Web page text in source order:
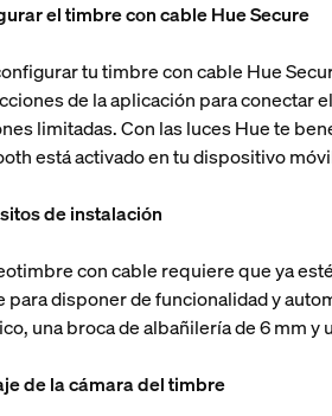
el timbre con cable Hue Secure
tu timbre con cable Hue
de la aplicación para conectar
limitadas. Con las luces Hue te
está activado en tu dispositivo
de instalación
con cable requiere que ya
para disponer de funcionalidad y
una broca de albañilería de 6 mm y
de la cámara del timbre